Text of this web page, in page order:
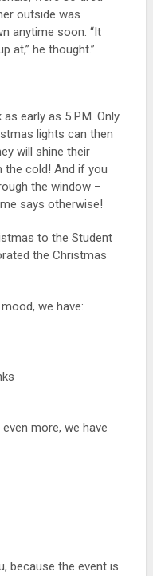
outside was
anytime soon. “It
at,” he thought.”
early as 5 P.M. Only
lights can then
will shine their
the cold! And if you
the window –
says otherwise!
to the Student
the Christmas
we have:
more, we have
because the event is